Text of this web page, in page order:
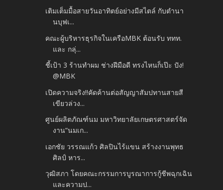
เติมเต็มมื้อสายวันอาทิตย์อย่างมีสไตล์ กับตำนา
นบุฟเ...
คณะผู้บริหารธุรกิจในเครือMBK ต้อนรับ ททท.
และ กลุ่...
ชี้เป้า 3 ร้านทำผม ช่างฝีมือดี ทรงไหนก็เป๊ะ ปัง!
@MBK
เปิดความจริง!!คัดค้านต่อสัญญาสัมปทานสายสี
เขียวล่วง...
ศูนย์ผลิตภัณฑ์นม มหาวิทยาลัยเกษตรศาสตร์จัด
งาน“นมเก...
เอกชัย วรรณแก้ว ศิลปินไร้แขน สร้างงานพุทธ
ศิลป์ หาร...
วุฒิสภา โดยคณะกรรมการบูรณาการกู้ชีพฉุกเฉิน
และความป...